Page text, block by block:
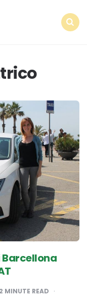
Barcellona
2 MINUTE READ